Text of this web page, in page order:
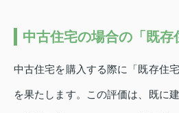
中古住宅の場合の「既存
中古住宅を購入する際に「既存住
を果たします。この評価は、既に